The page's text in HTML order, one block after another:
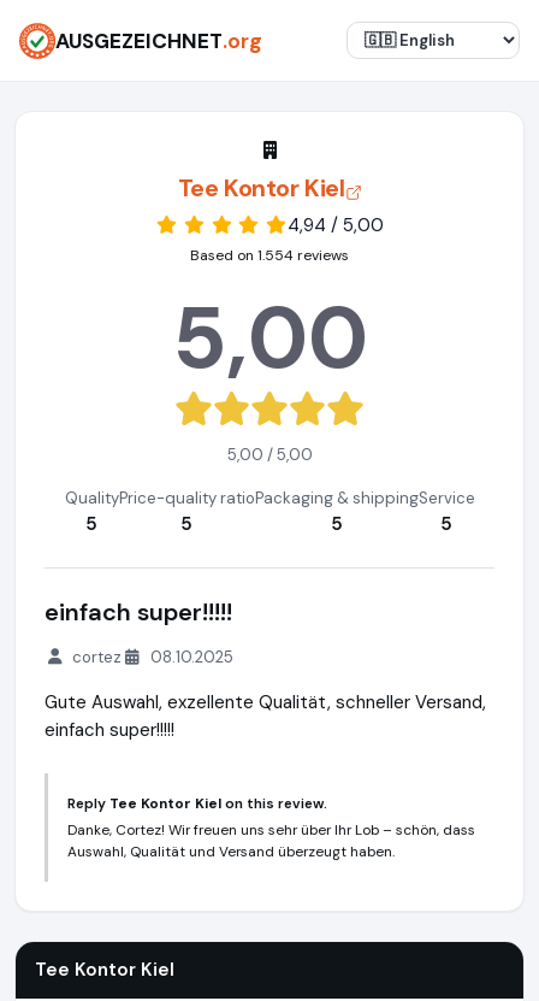
AUSGEZEICHNET.org
Tee Kontor Kiel
4,94 / 5,00
Based on 1.554 reviews
5,00
5,00 / 5,00
Quality
5
Price-quality ratio
5
Packaging & shipping
5
Service
5
einfach super!!!!!
cortez 08.10.2025
Gute Auswahl, exzellente Qualität, schneller Versand,
einfach super!!!!!
Reply Tee Kontor Kielon this review.
Danke, Cortez! Wir freuen uns sehr über Ihr Lob – schön, dass
Auswahl, Qualität und Versand überzeugt haben.
Tee Kontor Kiel